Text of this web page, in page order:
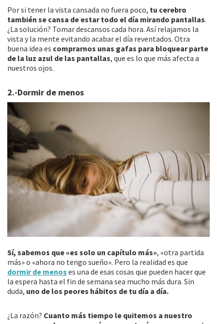
Por si tener la vista cansada no fuera poco, tu cerebro
también se cansa de estar todo el día mirando pantallas.
¿La solución? Tomar descansos cada hora. Así relajamos la
vista y la mente evitando acabar el día reventados. Otra
buena idea es comprarnos unas gafas para bloquear parte
de la luz azul de las pantallas, que es lo que más afecta a
nuestros ojos.
2.-Dormir de menos
Sí, sabemos que «es solo un capítulo más», «otra partida
más» o «ahora no tengo sueño». Pero la realidad es que
dormir de menos es una de esas cosas que pueden hacer que
la espera hasta el fin de semana sea mucho más dura. Sin
duda, uno de los peores hábitos de tu día a día.
¿La razón? Cuanto más tiempo le quitemos a nuestro